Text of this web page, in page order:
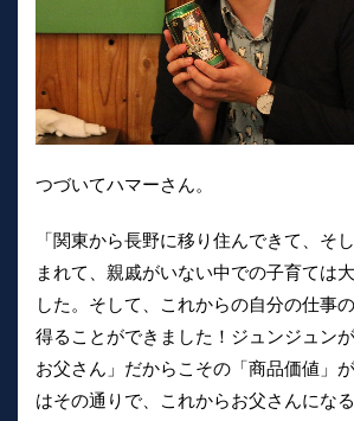
つづいてハマーさん。
「関東から長野に移り住んできて、そ
まれて、親戚がいない中での子育ては
した。そして、これからの自分の仕事
得ることができました！ジュンジュン
お父さん」だからこその「商品価値」
はその通りで、これからお父さんにな